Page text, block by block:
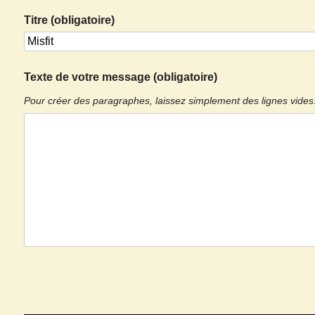
Titre (obligatoire)
Texte de votre message (obligatoire)
Pour créer des paragraphes, laissez simplement des lignes